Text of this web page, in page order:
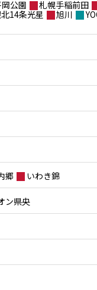
公園 札幌手稲前田
14条光星 旭川
郷 いわき錦
ン県央